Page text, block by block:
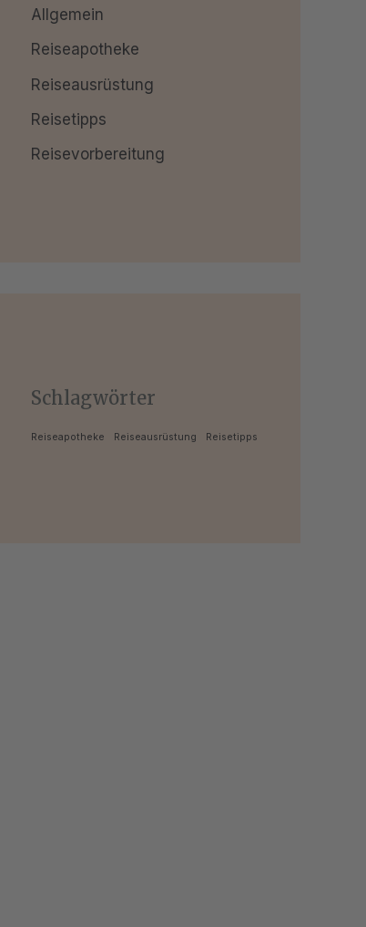
Allgemein
Reiseapotheke
Reiseausrüstung
Reisetipps
Reisevorbereitung
Schlagwörter
Reiseapotheke Reiseausrüstung Reisetipps